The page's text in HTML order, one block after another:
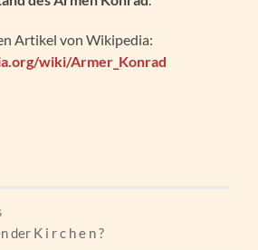
Artikel von Wikipedia:
wiki/Armer_Konrad
der K i r c h e n ?